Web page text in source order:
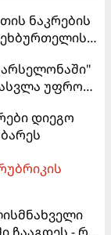
ნაკრების
უფრო
მთავარ
დიეგო